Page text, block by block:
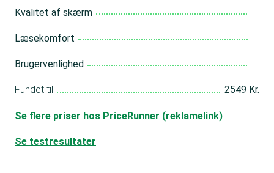
Kvalitet af skærm
Læsekomfort
Brugervenlighed
Fundet til 2549 Kr.
Se flere priser hos PriceRunner (reklamelink)
Se testresultater